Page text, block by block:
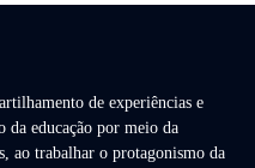
de experiências e
da educação por meio da
ao trabalhar o protagonismo da